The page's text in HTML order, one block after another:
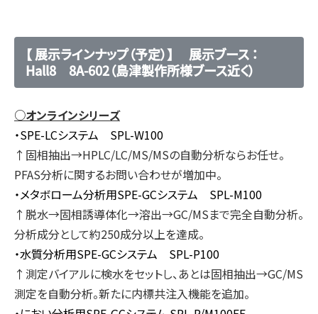
【 展示ラインナップ（予定）】 展示ブース ：
Hall8 8A-602（島津製作所様ブース近く）
○オンラインシリーズ
・SPE-LCシステム SPL-W100
↑固相抽出→HPLC/LC/MS/MSの自動分析ならお任せ。
PFAS分析に関するお問い合わせが増加中。
・メタボローム分析用SPE-GCシステム SPL-M100
↑脱水→固相誘導体化→溶出→GC/MSまで完全自動分析。
分析成分として約250成分以上を達成。
・水質分析用SPE-GCシステム SPL-P100
↑測定バイアルに検水をセットし、あとは固相抽出→GC/MS
測定を自動分析。新たに内標共注入機能を追加。